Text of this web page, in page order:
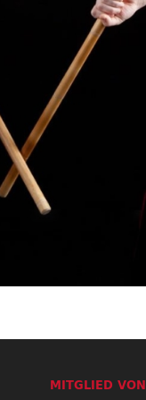
MITGLIED VON